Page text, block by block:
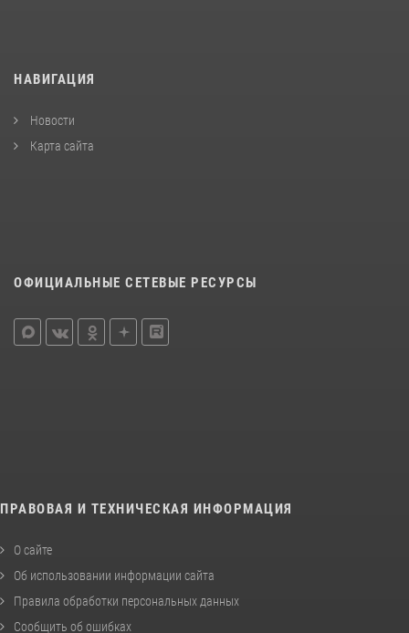
НАВИГАЦИЯ
Новости
Карта сайта
ОФИЦИАЛЬНЫЕ СЕТЕВЫЕ РЕСУРСЫ
ПРАВОВАЯ И ТЕХНИЧЕСКАЯ ИНФОРМАЦИЯ
О сайте
Об использовании информации сайта
Правила обработки персональных данных
Сообщить об ошибках